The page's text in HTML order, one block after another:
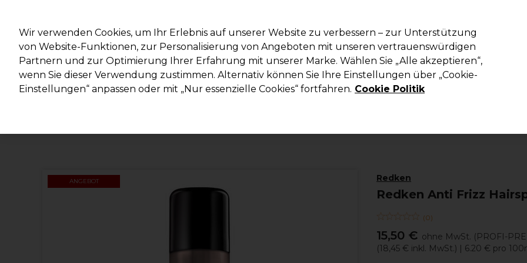
Suchen
Marken Deals Haare Elektrogeräte Saloneinrichtung Kosmetik Herrenfriseur Inspiration Die Professional
Lieferung und Lieferzeiten
Redken
Redken Anti Frizz
(0)
15,50 € ohne MwSt. (PROFI-
(18,45 € inkl. MwSt.) | 6.20 € pro
ANGEBOT
Wir verwenden Cookies, um Ihr Erlebnis auf unserer Website zu verbessern – zur Unterstützung
von Website-Funktionen, zur Personalisierung von Angeboten mit unseren vertrauenswürdigen
Partnern und zur Optimierung Ihrer Erfahrung mit unserer Marke. Wählen Sie „Alle akzeptieren“,
wenn Sie dieser Verwendung zustimmen. Alternativ können Sie Ihre Einstellungen über „Cookie-
Einstellungen“ anpassen oder mit „Nur essenzielle Cookies“ fortfahren. Cookie Politik